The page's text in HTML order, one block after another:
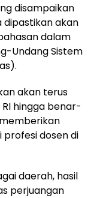
disampaikan
dipastikan akan
dalam
Undang Sistem
akan terus
hingga benar-
dosen di
daerah, hasil
perjuangan